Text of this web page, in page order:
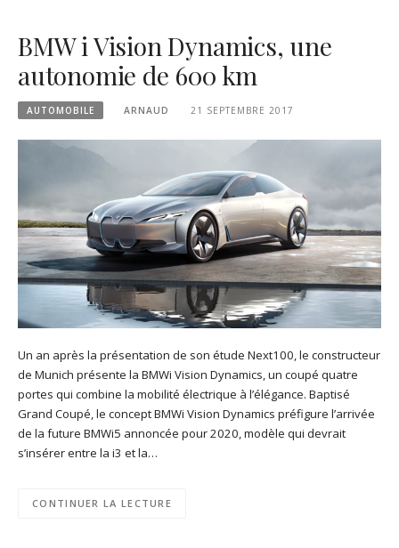
BMW i Vision Dynamics, une
autonomie de 600 km
AUTOMOBILE ARNAUD 21 SEPTEMBRE 2017
Un an après la présentation de son étude Next100, le constructeur
de Munich présente la BMWi Vision Dynamics, un coupé quatre
portes qui combine la mobilité électrique à l’élégance. Baptisé
Grand Coupé, le concept BMWi Vision Dynamics préfigure l’arrivée
de la future BMWi5 annoncée pour 2020, modèle qui devrait
s’insérer entre la i3 et la…
CONTINUER LA LECTURE